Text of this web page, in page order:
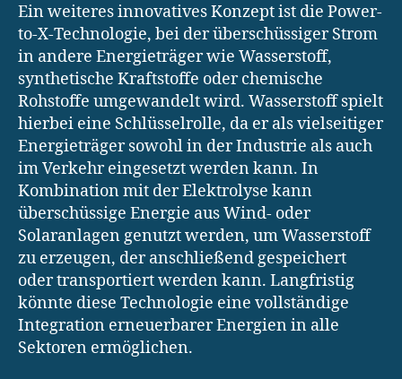
Ein weiteres innovatives Konzept ist die Power-
to-X-Technologie, bei der überschüssiger Strom
in andere Energieträger wie Wasserstoff,
synthetische Kraftstoffe oder chemische
Rohstoffe umgewandelt wird. Wasserstoff spielt
hierbei eine Schlüsselrolle, da er als vielseitiger
Energieträger sowohl in der Industrie als auch
im Verkehr eingesetzt werden kann. In
Kombination mit der Elektrolyse kann
überschüssige Energie aus Wind- oder
Solaranlagen genutzt werden, um Wasserstoff
zu erzeugen, der anschließend gespeichert
oder transportiert werden kann. Langfristig
könnte diese Technologie eine vollständige
Integration erneuerbarer Energien in alle
Sektoren ermöglichen.